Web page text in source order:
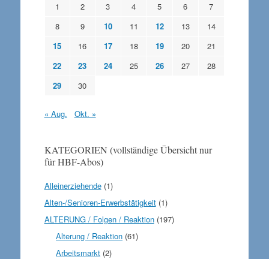
1
2 3 4 5 6
7
8
9 10 11 12 13
14
15
16 17 18 19 20
21
22
23 24 25 26 27
28
29
30
« Aug. Okt. »
KATEGORIEN (vollständige Übersicht nur
für HBF-Abos)
Alleinerziehende(1)
Alten-/Senioren-Erwerbstätigkeit(1)
ALTERUNG / Folgen / Reaktion(197)
Alterung / Reaktion (61)
Arbeitsmarkt (2)